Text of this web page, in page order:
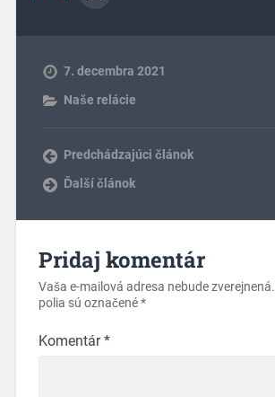
7. decembra 2021
Naše relácie
Predchádzajúci článok
Ďalší článok
Pridaj komentár
Vaša e-mailová adresa nebude zverejnená.
polia sú označené*
Komentár*